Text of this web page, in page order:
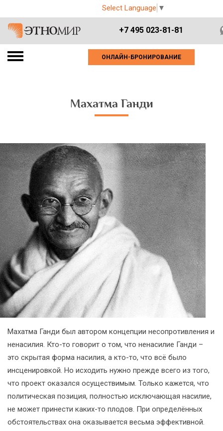
Select Language ▼
+7 495 023-81-81
ОНЛАЙН-БРОНИРОВАНИЕ
Махатма Ганди
Махатма Ганди был автором концепции несопротивления и
ненасилия. Кто-то говорит о том, что ненасилие Ганди –
это скрытая форма насилия, а кто-то, что всё было
инсценировкой. Но исходить нужно прежде всего из того,
что проект оказался осуществимым. Только кажется, что
политическая позиция, полностью исключающая насилие,
не может принести каких-то плодов. При определённых
обстоятельствах она оказывается весьма эффективной.